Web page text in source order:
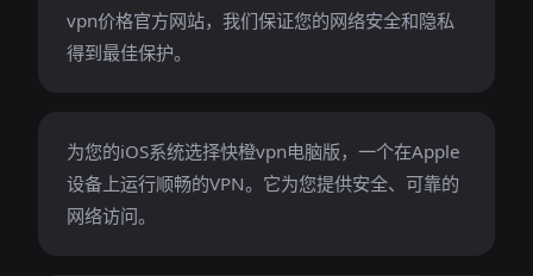
vpn价格官方网站，我们保证您的网络安全和隐私
得到最佳保护。
为您的iOS系统选择快橙vpn电脑版，一个在Apple
设备上运行顺畅的VPN。它为您提供安全、可靠的
网络访问。